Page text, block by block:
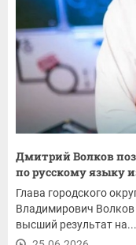
Дмитрий Волков
по русскому языку
Глава городского
Владимирович
высший результат на...